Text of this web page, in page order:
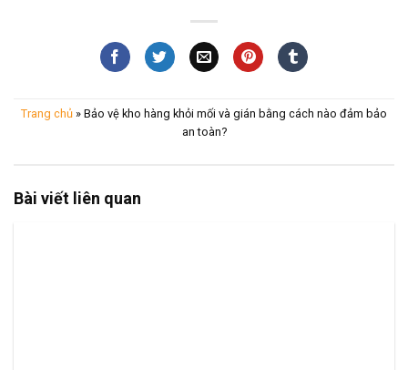
Trang chủ » Bảo vệ kho hàng khỏi mối và gián bằng cách nào đảm bảo
an toàn?
Bài viết liên quan